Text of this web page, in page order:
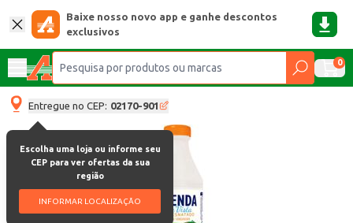
Baixe nosso novo app e ganhe descontos
exclusivos
0
Entregue no CEP: 02170-901
Escolha uma loja ou informe seu
CEP para ver ofertas da sua
região
INFORMAR LOCALIZAÇÃO